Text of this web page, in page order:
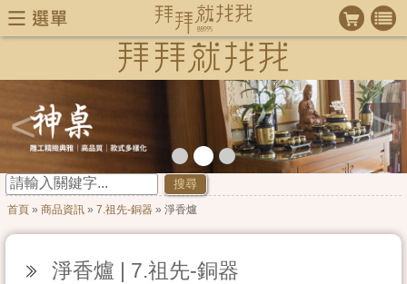
< >
搜尋
首頁» 商品資訊» 7.祖先-銅器» 淨香爐
淨香爐 | 7.祖先-銅器